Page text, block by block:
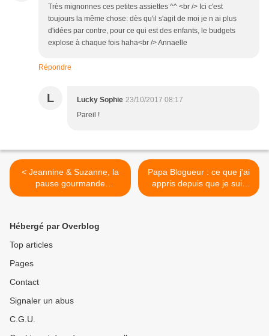
Très mignonnes ces petites assiettes ^^ <br /> Ici c'est
toujours la même chose: dès qu'il s'agit de moi je n ai plus
d'idées par contre, pour ce qui est des enfants, le budgets
explose à chaque fois haha<br /> Annaelle
Répondre
L Lucky Sophie 23/10/2017 08:17
Pareil !
< Jeannine & Suzanne, la
pause gourmande
enchantée
Papa Blogueur : ce que j'ai
appris depuis que je suis
Papa >
Hébergé par Overblog
Top articles
Pages
Contact
Signaler un abus
C.G.U.